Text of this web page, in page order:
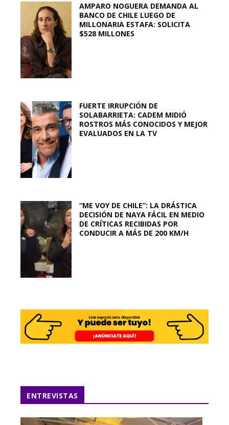
AMPARO NOGUERA DEMANDA AL
BANCO DE CHILE LUEGO DE
MILLONARIA ESTAFA: SOLICITA
$528 MILLONES
FUERTE IRRUPCIÓN DE
SOLABARRIETA: CADEM MIDIÓ
ROSTROS MÁS CONOCIDOS Y MEJOR
EVALUADOS EN LA TV
“ME VOY DE CHILE”: LA DRÁSTICA
DECISIÓN DE NAYA FÁCIL EN MEDIO
DE CRÍTICAS RECIBIDAS POR
CONDUCIR A MÁS DE 200 KM/H
ENTREVISTAS